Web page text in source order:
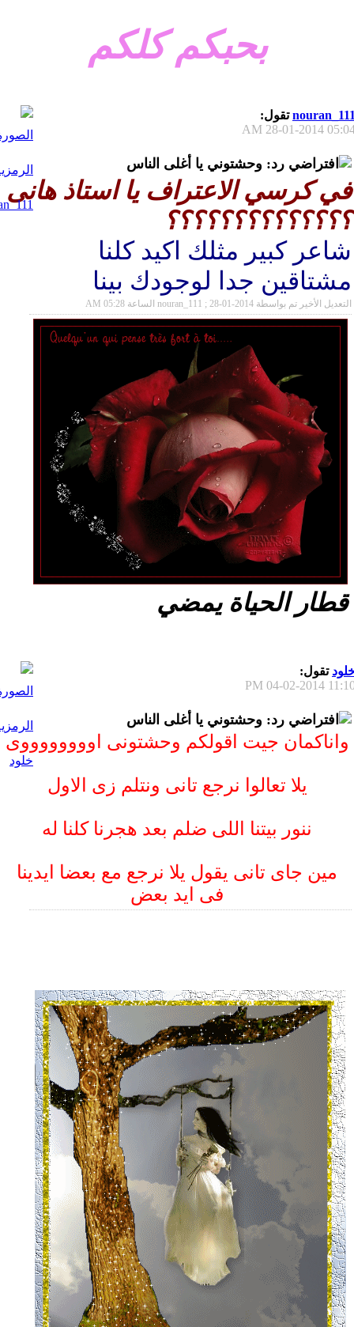
بحبكم كلكم
تقول:
28-01-2014 05:04
رد: وحشتوني يا أغلى الناس
في كرسي الاعتراف يا استاذ هانى
؟؟؟؟؟؟؟؟؟؟؟؟؟؟
شاعر كبير مثلك اكيد كلنا
مشتاقين جدا لوجودك بينا
التعديل الأخير تم بواسطة nouran_111 ; 28-01-2014 الساعة 05:28 AM
قطار الحياة يمضي
تقول:
04-02-2014 11:10
رد: وحشتوني يا أغلى الناس
واناكمان جيت اقولكم وحشتونى اووووووووى
يلا تعالوا نرجع تانى ونتلم زى الاول
ننور بيتنا اللى ضلم بعد هجرنا كلنا له
مين جاى تانى يقول يلا نرجع مع بعضا ايدينا
فى ايد بعض